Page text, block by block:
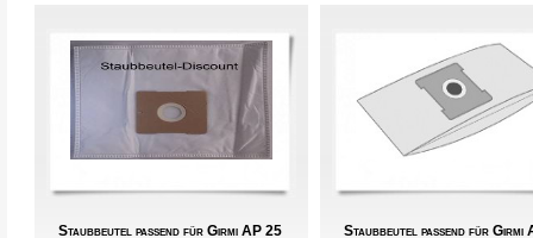
Staubbeutel passend für Girmi AP 25
Staubbeutel passend für Girmi